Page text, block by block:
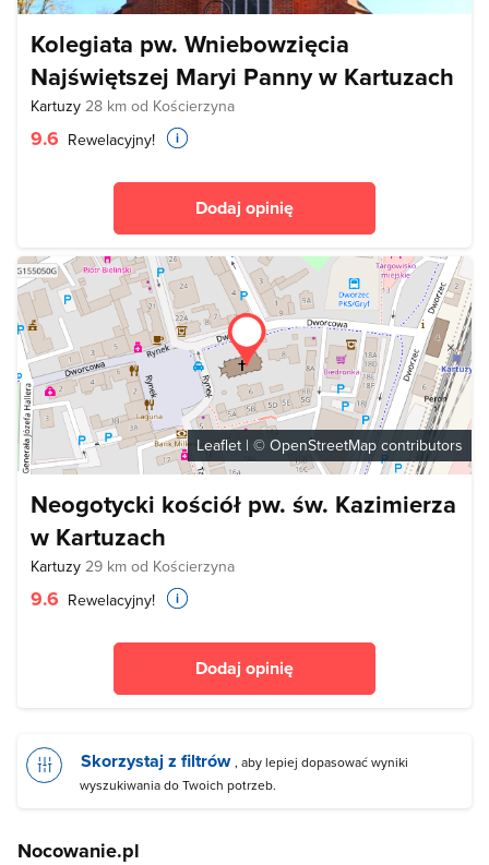
Kolegiata pw. Wniebowzięcia
Najświętszej Maryi Panny w Kartuzach
Kartuzy 28 km od Kościerzyna
9.6 Rewelacyjny!
Dodaj opinię
Leaflet | © OpenStreetMap contributors
Neogotycki kościół pw. św. Kazimierza
w Kartuzach
Kartuzy 29 km od Kościerzyna
9.6 Rewelacyjny!
Dodaj opinię
Skorzystaj z filtrów , aby lepiej dopasować wyniki
wyszukiwania do Twoich potrzeb.
Nocowanie.pl